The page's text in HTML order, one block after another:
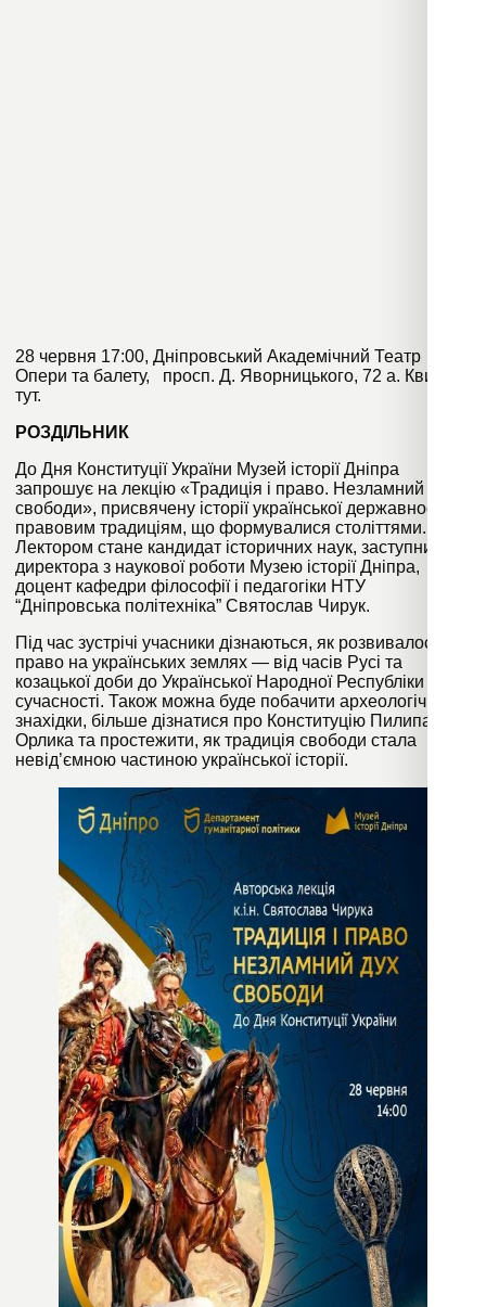
28 червня 17:00, Дніпровський Академічний Театр
Опери та балету, просп. Д. Яворницького, 72 а. Квитки
тут.
РОЗДІЛЬНИК
До Дня Конституції України Музей історії Дніпра
запрошує на лекцію «Традиція і право. Незламний дух
свободи», присвячену історії української державності та
правовим традиціям, що формувалися століттями.
Лектором стане кандидат історичних наук, заступник
директора з наукової роботи Музею історії Дніпра,
доцент кафедри філософії і педагогіки НТУ
“Дніпровська політехніка” Святослав Чирук.
Під час зустрічі учасники дізнаються, як розвивалося
право на українських землях — від часів Русі та
козацької доби до Української Народної Республіки й
сучасності. Також можна буде побачити археологічні
знахідки, більше дізнатися про Конституцію Пилипа
Орлика та простежити, як традиція свободи стала
невід’ємною частиною української історії.